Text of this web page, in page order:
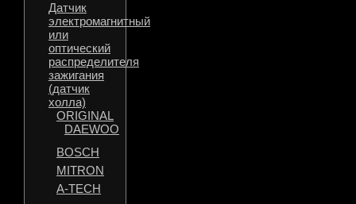
Датчик
электромагнитный
или
оптический
распределителя
зажигания
(датчик
холла)
ORIGINAL
DAEWOO
BOSCH
MITRON
A-TECH